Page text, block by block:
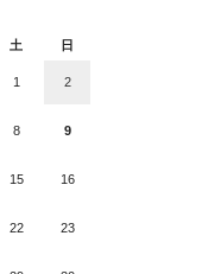
土 日
1 2
8 9
15 16
22 23